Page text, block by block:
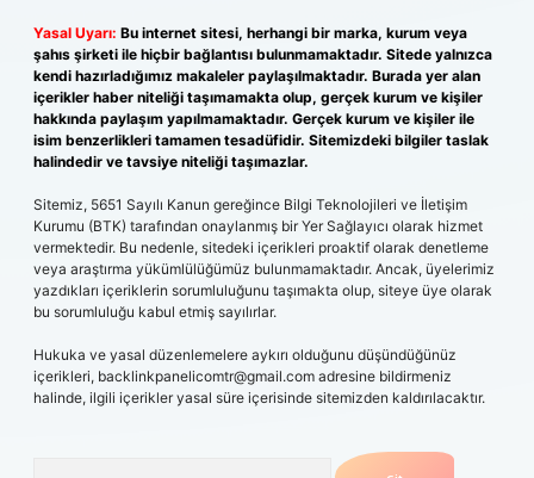
Yasal Uyarı: Bu internet sitesi, herhangi bir marka, kurum veya
şahıs şirketi ile hiçbir bağlantısı bulunmamaktadır. Sitede yalnızca
kendi hazırladığımız makaleler paylaşılmaktadır. Burada yer alan
içerikler haber niteliği taşımamakta olup, gerçek kurum ve kişiler
hakkında paylaşım yapılmamaktadır. Gerçek kurum ve kişiler ile
isim benzerlikleri tamamen tesadüfidir. Sitemizdeki bilgiler taslak
halindedir ve tavsiye niteliği taşımazlar.
Sitemiz, 5651 Sayılı Kanun gereğince Bilgi Teknolojileri ve İletişim
Kurumu (BTK) tarafından onaylanmış bir Yer Sağlayıcı olarak hizmet
vermektedir. Bu nedenle, sitedeki içerikleri proaktif olarak denetleme
veya araştırma yükümlülüğümüz bulunmamaktadır. Ancak, üyelerimiz
yazdıkları içeriklerin sorumluluğunu taşımakta olup, siteye üye olarak
bu sorumluluğu kabul etmiş sayılırlar.
Hukuka ve yasal düzenlemelere aykırı olduğunu düşündüğünüz
içerikleri, backlinkpanelicomtr@gmail.com adresine bildirmeniz
halinde, ilgili içerikler yasal süre içerisinde sitemizden kaldırılacaktır.